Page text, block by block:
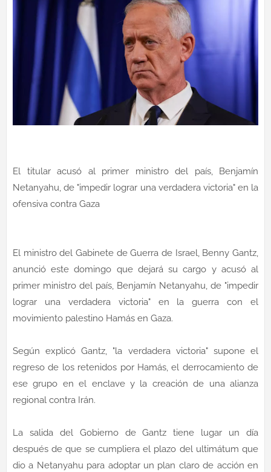
El titular acusó al primer ministro del país, Benjamín
Netanyahu, de "impedir lograr una verdadera victoria" en la
ofensiva contra Gaza
El ministro del Gabinete de Guerra de Israel, Benny Gantz,
anunció este domingo que dejará su cargo y acusó al
primer ministro del país, Benjamín Netanyahu, de "impedir
lograr una verdadera victoria" en la guerra con el
movimiento palestino Hamás en Gaza.
Según explicó Gantz, "la verdadera victoria" supone el
regreso de los retenidos por Hamás, el derrocamiento de
ese grupo en el enclave y la creación de una alianza
regional contra Irán.
La salida del Gobierno de Gantz tiene lugar un día
después de que se cumpliera el plazo del ultimátum que
dio a Netanyahu para adoptar un plan claro de acción en